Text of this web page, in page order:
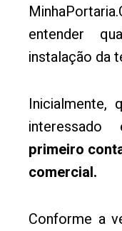
entender
instalação da
Inicialmente,
primeiro
comercial.
Conforme a